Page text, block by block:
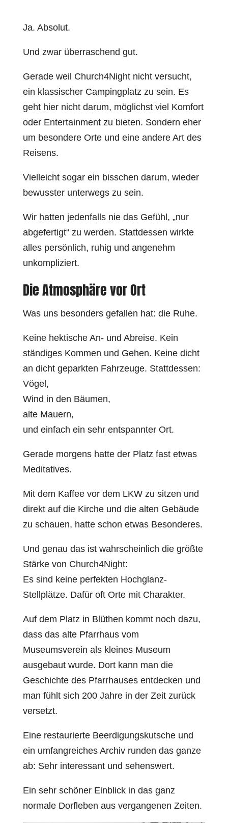
Ja. Absolut.
Und zwar überraschend gut.
Gerade weil Church4Night nicht versucht,
ein klassischer Campingplatz zu sein. Es
geht hier nicht darum, möglichst viel Komfort
oder Entertainment zu bieten. Sondern eher
um besondere Orte und eine andere Art des
Reisens.
Vielleicht sogar ein bisschen darum, wieder
bewusster unterwegs zu sein.
Wir hatten jedenfalls nie das Gefühl, „nur
abgefertigt“ zu werden. Stattdessen wirkte
alles persönlich, ruhig und angenehm
unkompliziert.
Die Atmosphäre vor Ort
Was uns besonders gefallen hat: die Ruhe.
Keine hektische An- und Abreise. Kein
ständiges Kommen und Gehen. Keine dicht
an dicht geparkten Fahrzeuge. Stattdessen:
Vögel,
Wind in den Bäumen,
alte Mauern,
und einfach ein sehr entspannter Ort.
Gerade morgens hatte der Platz fast etwas
Meditatives.
Mit dem Kaffee vor dem LKW zu sitzen und
direkt auf die Kirche und die alten Gebäude
zu schauen, hatte schon etwas Besonderes.
Und genau das ist wahrscheinlich die größte
Stärke von Church4Night:
Es sind keine perfekten Hochglanz-
Stellplätze. Dafür oft Orte mit Charakter.
Auf dem Platz in Blüthen kommt noch dazu,
dass das alte Pfarrhaus vom
Museumsverein als kleines Museum
ausgebaut wurde. Dort kann man die
Geschichte des Pfarrhauses entdecken und
man fühlt sich 200 Jahre in der Zeit zurück
versetzt.
Eine restaurierte Beerdigungskutsche und
ein umfangreiches Archiv runden das ganze
ab: Sehr interessant und sehenswert.
Ein sehr schöner Einblick in das ganz
normale Dorfleben aus vergangenen Zeiten.